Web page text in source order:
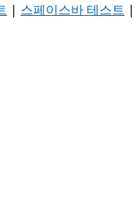
| 스페이스바 테스트 |